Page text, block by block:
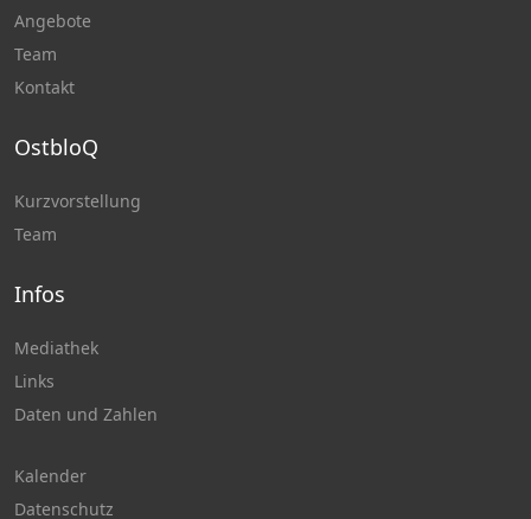
Angebote
Team
Kontakt
OstbloQ
Kurzvorstellung
Team
Infos
Mediathek
Links
Daten und Zahlen
Kalender
Datenschutz